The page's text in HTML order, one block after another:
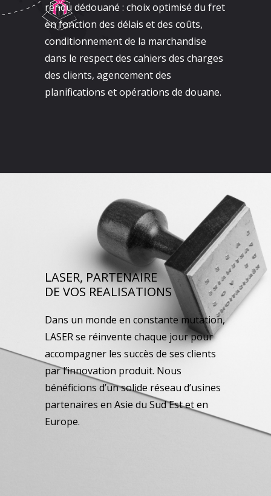
rendu dédouané : choix optimisé du fret
en fonction des délais et des coûts,
conditionnement de la marchandise
dans le respect des cahiers des charges
des clients, agencement des
planifications et opérations de douane.
LASER, PARTENAIRE
DE VOS REALISATIONS
Dans un monde en constante mutation,
LASER se réinvente chaque jour pour
accompagner les succès de ses clients
par l’innovation produit. Nous
bénéficions d’un solide réseau d’usines
partenaires en Asie du Sud Est et en
Europe.